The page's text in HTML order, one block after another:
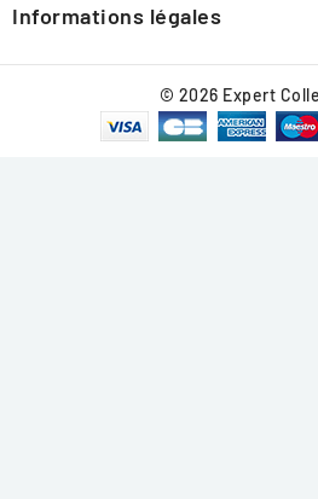
Informations légales
© 2026 Expert